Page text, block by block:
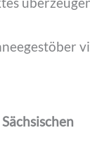
Sächsischen